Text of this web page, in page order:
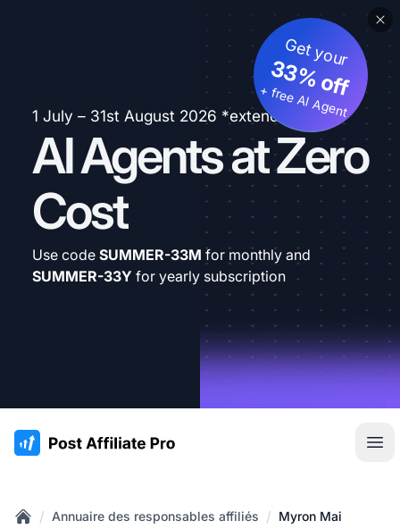
1 July – 31st August 2026 *extended
AI Agents at Zero
Cost
Get your
33% off
+ free AI Agent
Use code SUMMER-33M for monthly and
SUMMER-33Y for yearly subscription
:site.title
/ Annuaire des responsables affiliés / Myron Mai